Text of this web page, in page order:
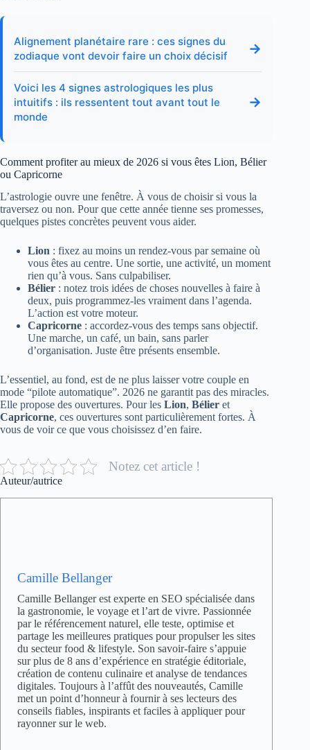
Alignement planétaire rare : ces signes du
zodiaque vont devoir faire un choix décisif
→
Voici les 4 signes astrologiques les plus
intuitifs : ils ressentent tout avant tout le
monde
→
Comment profiter au mieux de 2026 si vous êtes Lion, Bélier
ou Capricorne
L’astrologie ouvre une fenêtre. À vous de choisir si vous la
traversez ou non. Pour que cette année tienne ses promesses,
quelques pistes concrètes peuvent vous aider.
Lion : fixez au moins un rendez‑vous par semaine où
vous êtes au centre. Une sortie, une activité, un moment
rien qu’à vous. Sans culpabiliser.
Bélier : notez trois idées de choses nouvelles à faire à
deux, puis programmez‑les vraiment dans l’agenda.
L’action est votre moteur.
Capricorne : accordez‑vous des temps sans objectif.
Une marche, un café, un bain, sans parler
d’organisation. Juste être présents ensemble.
L’essentiel, au fond, est de ne plus laisser votre couple en
mode “pilote automatique”. 2026 ne garantit pas des miracles.
Elle propose des ouvertures. Pour les Lion, Bélier et
Capricorne, ces ouvertures sont particulièrement fortes. À
vous de voir ce que vous choisissez d’en faire.
Notez cet article !
Auteur/autrice
Camille Bellanger
Camille Bellanger est experte en SEO spécialisée dans
la gastronomie, le voyage et l’art de vivre. Passionnée
par le référencement naturel, elle teste, optimise et
partage les meilleures pratiques pour propulser les sites
du secteur food & lifestyle. Son savoir-faire s’appuie
sur plus de 8 ans d’expérience en stratégie éditoriale,
création de contenu culinaire et analyse de tendances
digitales. Toujours à l’affût des nouveautés, Camille
met un point d’honneur à fournir à ses lecteurs des
conseils fiables, inspirants et faciles à appliquer pour
rayonner sur le web.